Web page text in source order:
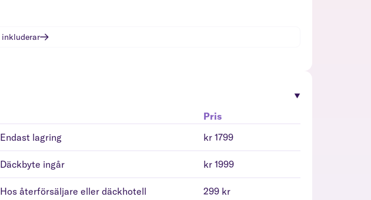
inkluderar
Pris
Endast lagring kr 1799
Däckbyte ingår kr 1999
Hos återförsäljare eller däckhotell 299 kr